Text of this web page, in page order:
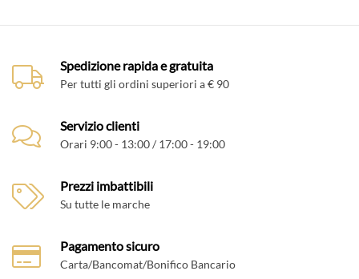
Spedizione rapida e gratuita
Per tutti gli ordini superiori a € 90
Servizio clienti
Orari 9:00 - 13:00 / 17:00 - 19:00
Prezzi imbattibili
Su tutte le marche
Pagamento sicuro
Carta/Bancomat/Bonifico Bancario